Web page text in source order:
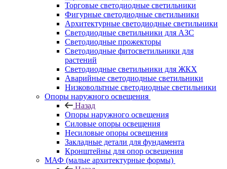
Торговые светодиодные светильники
Фигурные светодиодные светильники
Архитектурные светодиодные светильники
Светодиодные светильники для АЗС
Светодиодные прожекторы
Светодиодные фитосветильники для
растений
Светодиодные светильники для ЖКХ
Аварийные светодиодные светильники
Низковольтные светодиодные светильники
Опоры наружного освещения
Назад
Опоры наружного освещения
Силовые опоры освещения
Несиловые опоры освещения
Закладные детали для фундамента
Кронштейны для опор освещения
МАФ (малые архитектурные формы)